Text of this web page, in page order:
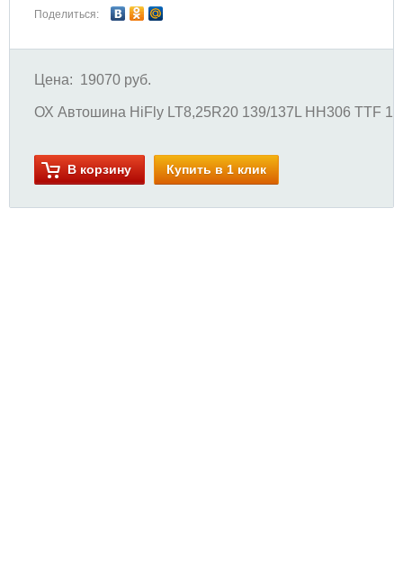
Поделиться:
Цена: 19070 руб.
ОХ Автошина HiFly LT8,25R20 139/137L HH306 TTF
В корзину Купить в 1 клик